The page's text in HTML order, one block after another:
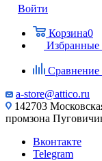
Войти
Корзина0
Избранные
Сравнение
a-store@attico.ru
142703
промзона
Вконтакте
Telegram